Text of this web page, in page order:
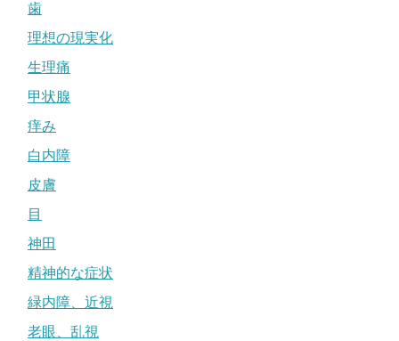
歯
理想の現実化
生理痛
甲状腺
痒み
白内障
皮膚
目
神田
精神的な症状
緑内障、近視
老眼、乱視